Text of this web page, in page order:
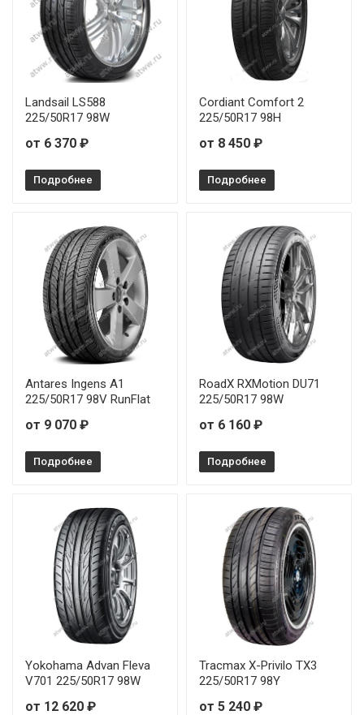
Landsail LS588
225/50R17 98W
от 6 370 ₽
Подробнее
Cordiant Comfort 2
225/50R17 98H
от 8 450 ₽
Подробнее
Antares Ingens A1
225/50R17 98V RunFlat
от 9 070 ₽
Подробнее
RoadX RXMotion DU71
225/50R17 98W
от 6 160 ₽
Подробнее
Yokohama Advan Fleva
V701 225/50R17 98W
от 12 620 ₽
Tracmax X-Privilo TX3
225/50R17 98Y
от 5 240 ₽